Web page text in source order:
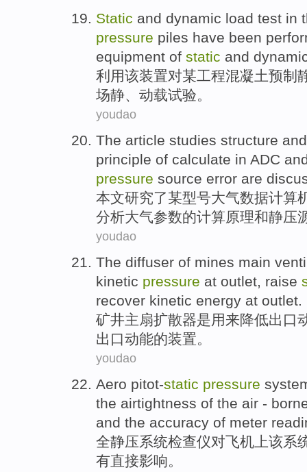
Static and dynamic load test in
pressure piles have been
equipment of static and
利用该装置对某工程混凝土预制
场静、 动载试验。
youdao
The article studies structure and
principle of calculate in ADC
pressure source error are
本文研究了某型号大气数据计算
分析大气参数的计算原理和静压
youdao
The diffuser of mines main
kinetic pressure at outlet, raise
recover kinetic energy at outlet.
矿井主扇扩散器是用来降低出口
出口动能的装置。
youdao
Aero pitot-static pressure
the airtightness of the air -
and the accuracy of meter
全静压系统检查仪对飞机上该系
有直接影响。